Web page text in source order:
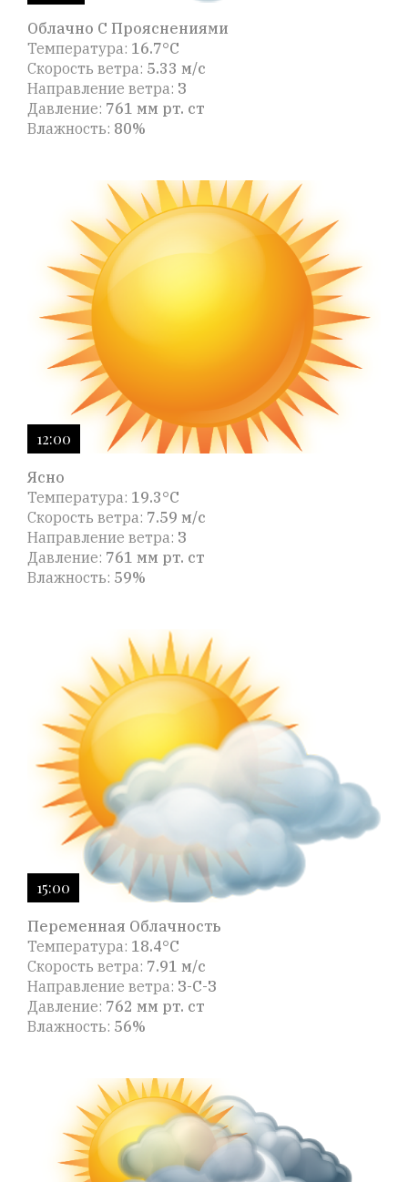
Облачно С Прояснениями
Температура: 16.7°C
Скорость ветра: 5.33 м/с
Направление ветра: З
Давление: 761 мм рт. ст
Влажность: 80%
12:00
Ясно
Температура: 19.3°C
Скорость ветра: 7.59 м/с
Направление ветра: З
Давление: 761 мм рт. ст
Влажность: 59%
15:00
Переменная Облачность
Температура: 18.4°C
Скорость ветра: 7.91 м/с
Направление ветра: З-С-З
Давление: 762 мм рт. ст
Влажность: 56%